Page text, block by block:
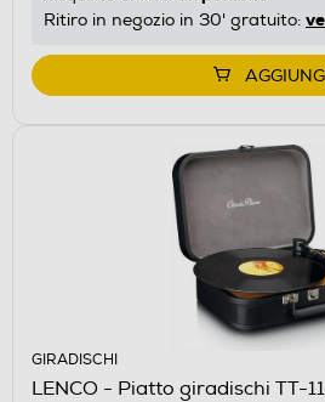
Ritiro in negozio in 30' gratuito:
GIRADISCHI
LENCO - Piatto giradischi TT-